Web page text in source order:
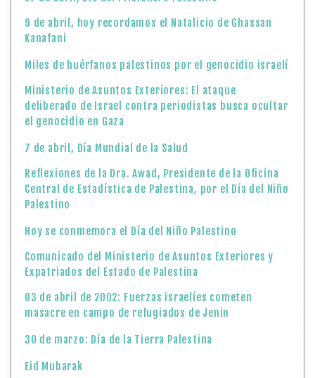
9 de abril, hoy recordamos el Natalicio de Ghassan
Kanafani
Miles de huérfanos palestinos por el genocidio israelí
Ministerio de Asuntos Exteriores: El ataque
deliberado de Israel contra periodistas busca ocultar
el genocidio en Gaza
7 de abril, Día Mundial de la Salud
Reflexiones de la Dra. Awad, Presidente de la Oficina
Central de Estadística de Palestina, por el Día del Niño
Palestino
Hoy se conmemora el Día del Niño Palestino
Comunicado del Ministerio de Asuntos Exteriores y
Expatriados del Estado de Palestina
03 de abril de 2002: Fuerzas israelíes cometen
masacre en campo de refugiados de Jenin
30 de marzo: Día de la Tierra Palestina
Eid Mubarak